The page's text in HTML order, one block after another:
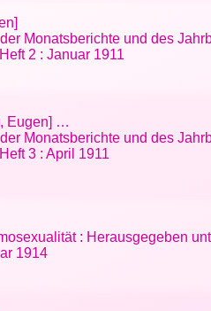
Monatsberichte und des
2 : Januar 1911
Eugen] …
Monatsberichte und des
3 : April 1911
: Herausgegeben
1914